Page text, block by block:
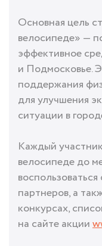
Основная цель
велосипеде» —
эффективное
и Подмосковье.
поддержания
для улучшения
ситуации в
Каждый
велосипеде до
партнеров, а
конкурсах,
на сайте акции